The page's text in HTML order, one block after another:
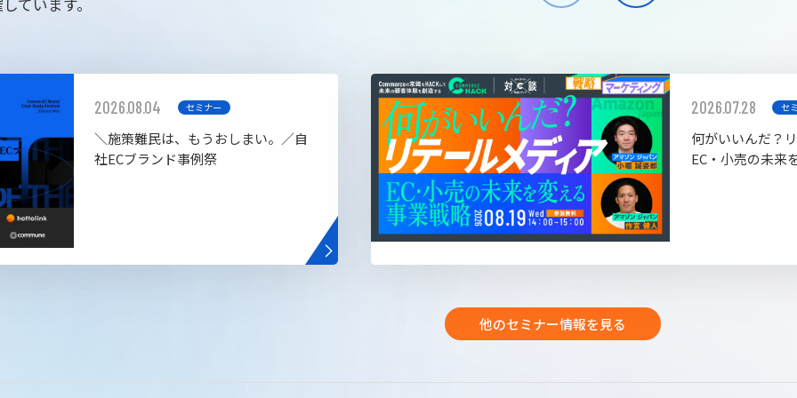
ています。
2026.08.04 セミナー
＼施策難民は、もうおしまい。／自
社ECブランド事例祭
2026.07.28 セ
何がいいんだ？
EC・小売の未来
他のセミナー情報を見る